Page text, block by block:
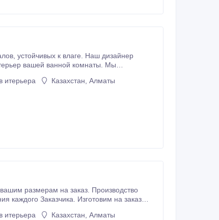
итерьера Казахстан, Алматы
размерам на заказ. Производство
итерьера Казахстан, Алматы